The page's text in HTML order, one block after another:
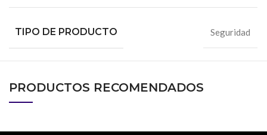
TIPO DE PRODUCTO Seguridad
PRODUCTOS RECOMENDADOS